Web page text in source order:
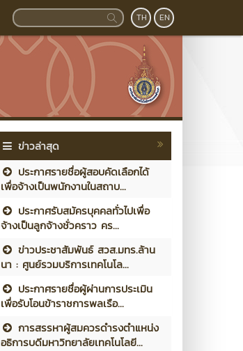
TH EN
ข่าวล่าสุด
ประกาศรายชื่อผู้สอบคัดเลือกได้
เพื่อจ้างเป็นพนักงานในสถาบ...
ประกาศรับสมัครบุคคลทั่วไปเพื่อ
จ้างเป็นลูกจ้างชั่วคราว คร...
ข่าวประชาสัมพันธ์ สวส.มทร.ล้าน
นา : ศูนย์รวมบริการเทคโนโล...
ประกาศรายชื่อผู้ผ่านการประเมิน
เพื่อรับโอนข้าราชการพลเรือ...
การสรรหาผู้สมควรดำรงตำแหน่ง
อธิการบดีมหาวิทยาลัยเทคโนโลยี...